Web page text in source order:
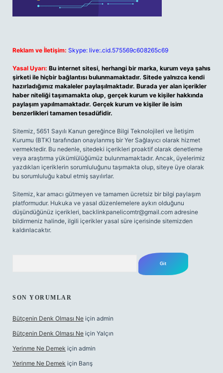
Reklam ve İletişim: Skype: live:.cid.575569c608265c69
Yasal Uyarı: Bu internet sitesi, herhangi bir marka, kurum veya şahıs
şirketi ile hiçbir bağlantısı bulunmamaktadır. Sitede yalnızca kendi
hazırladığımız makaleler paylaşılmaktadır. Burada yer alan içerikler
haber niteliği taşımamakta olup, gerçek kurum ve kişiler hakkında
paylaşım yapılmamaktadır. Gerçek kurum ve kişiler ile isim
benzerlikleri tamamen tesadüfidir.
Sitemiz, 5651 Sayılı Kanun gereğince Bilgi Teknolojileri ve İletişim
Kurumu (BTK) tarafından onaylanmış bir Yer Sağlayıcı olarak hizmet
vermektedir. Bu nedenle, sitedeki içerikleri proaktif olarak denetleme
veya araştırma yükümlülüğümüz bulunmamaktadır. Ancak, üyelerimiz
yazdıkları içeriklerin sorumluluğunu taşımakta olup, siteye üye olarak
bu sorumluluğu kabul etmiş sayılırlar.
Sitemiz, kar amacı gütmeyen ve tamamen ücretsiz bir bilgi paylaşım
platformudur. Hukuka ve yasal düzenlemelere aykırı olduğunu
düşündüğünüz içerikleri, backlinkpanelicomtr@gmail.com adresine
bildirmeniz halinde, ilgili içerikler yasal süre içerisinde sitemizden
kaldırılacaktır.
SON YORUMLAR
Bütçenin Denk Olması Ne için admin
Bütçenin Denk Olması Ne için Yalçın
Yerinme Ne Demek için admin
Yerinme Ne Demek için Barış